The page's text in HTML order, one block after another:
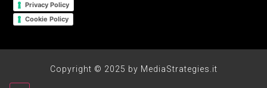
Privacy Policy
Cookie Policy
Copyright © 2025 by MediaStrategies.it